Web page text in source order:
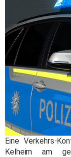
Eine Verkehrs-
Kelheim am